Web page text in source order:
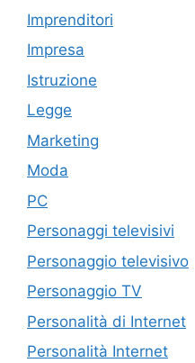
Imprenditori
Impresa
Istruzione
Legge
Marketing
Moda
PC
Personaggi televisivi
Personaggio televisivo
Personaggio TV
Personalità di Internet
Personalità Internet